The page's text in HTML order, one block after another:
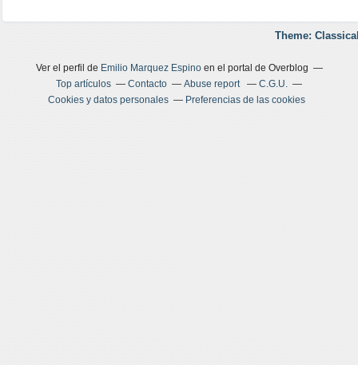
Theme:
Ver el perfil de Emilio Marquez Espinoen el portal de Overblog
Top artículos
Contacto Abuse report
C.G.U.
Cookies y datos personales
Preferencias de las cookies